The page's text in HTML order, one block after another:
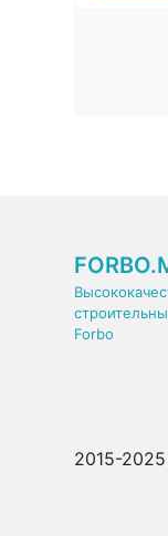
Forbo
2015-